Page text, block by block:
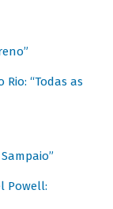
“Todas as
Powell: